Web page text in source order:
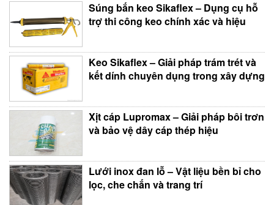
Súng bắn keo Sikaflex – Dụng cụ hỗ
trợ thi công keo chính xác và hiệu
Keo Sikaflex – Giải pháp trám trét và
kết dính chuyên dụng trong xây dựng
Xịt cáp Lupromax – Giải pháp bôi trơn
và bảo vệ dây cáp thép hiệu
Lưới inox đan lỗ – Vật liệu bền bỉ cho
lọc, che chắn và trang trí